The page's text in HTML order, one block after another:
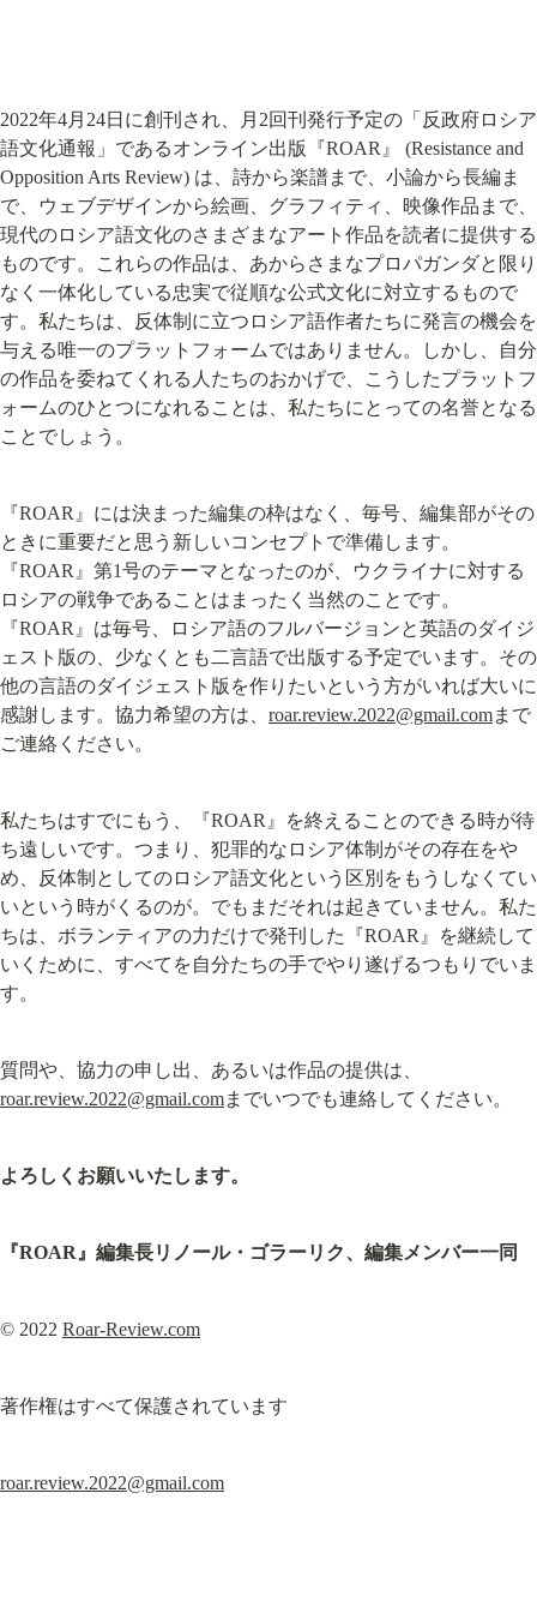
2022年4月24日に創刊され、月2回刊発行予定の「反政府ロシア
語文化通報」であるオンライン出版『ROAR』 (Resistance and
Opposition Arts Review) は、詩から楽譜まで、小論から長編ま
で、ウェブデザインから絵画、グラフィティ、映像作品まで、
現代のロシア語文化のさまざまなアート作品を読者に提供する
ものです。これらの作品は、あからさまなプロパガンダと限り
なく一体化している忠実で従順な公式文化に対立するもので
す。私たちは、反体制に立つロシア語作者たちに発言の機会を
与える唯一のプラットフォームではありません。しかし、自分
の作品を委ねてくれる人たちのおかげで、こうしたプラットフ
ォームのひとつになれることは、私たちにとっての名誉となる
ことでしょう。
『ROAR』には決まった編集の枠はなく、毎号、編集部がその
ときに重要だと思う新しいコンセプトで準備します。
『ROAR』第1号のテーマとなったのが、ウクライナに対する
ロシアの戦争であることはまったく当然のことです。
『ROAR』は毎号、ロシア語のフルバージョンと英語のダイジ
ェスト版の、少なくとも二言語で出版する予定でいます。その
他の言語のダイジェスト版を作りたいという方がいれば大いに
感謝します。協力希望の方は、 roar.review.2022@gmail.comまで
ご連絡ください。
私たちはすでにもう、『ROAR』を終えることのできる時が待
ち遠しいです。つまり、犯罪的なロシア体制がその存在をや
め、反体制としてのロシア語文化という区別をもうしなくてい
いという時がくるのが。でもまだそれは起きていません。私た
ちは、ボランティアの力だけで発刊した『ROAR』を継続して
いくために、すべてを自分たちの手でやり遂げるつもりでいま
す。
質問や、協力の申し出、あるいは作品の提供は、
roar.review.2022@gmail.comまでいつでも連絡してください。
よろしくお願いいたします。
『ROAR』編集長リノール・ゴラーリク、編集メンバー一同
© 2022 Roar-Review.com
著作権はすべて保護されています
roar.review.2022@gmail.com